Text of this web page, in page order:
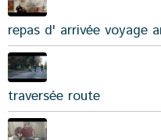
repas d' arrivée voyage
traversée route